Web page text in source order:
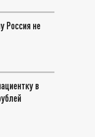
Россия не
в